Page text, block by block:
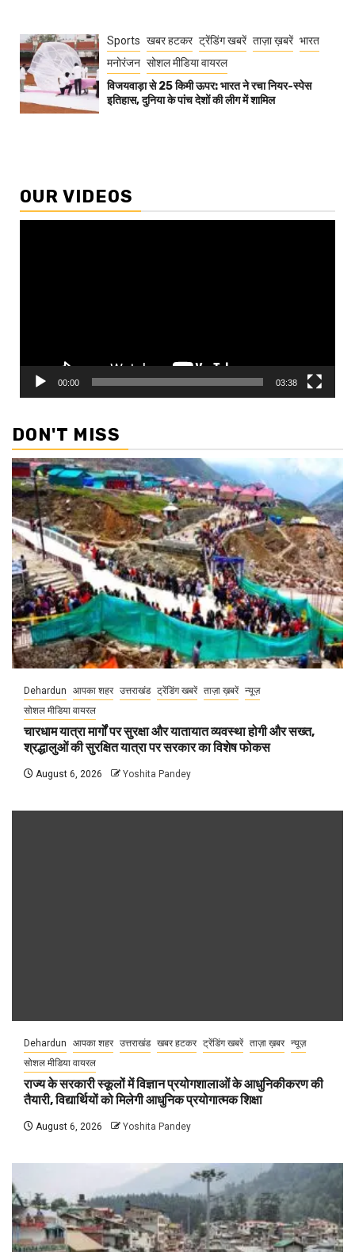
Sports खबर हटकर ट्रेंडिंग खबरें ताज़ा ख़बरें भारत
मनोरंजन सोशल मीडिया वायरल
विजयवाड़ा से 25 किमी ऊपर: भारत ने रचा नियर-स्पेस
इतिहास, दुनिया के पांच देशों की लीग में शामिल
OUR VIDEOS
00:00 03:38
DON'T MISS
Dehardun आपका शहर उत्तराखंड ट्रेंडिंग खबरें ताज़ा ख़बरें न्यूज़
सोशल मीडिया वायरल
चारधाम यात्रा मार्गों पर सुरक्षा और यातायात व्यवस्था होगी और सख्त,
श्रद्धालुओं की सुरक्षित यात्रा पर सरकार का विशेष फोकस
August 6, 2026 Yoshita Pandey
Dehardun आपका शहर उत्तराखंड खबर हटकर ट्रेंडिंग खबरें ताज़ा ख़बर न्यूज़
सोशल मीडिया वायरल
राज्य के सरकारी स्कूलों में विज्ञान प्रयोगशालाओं के आधुनिकीकरण की
तैयारी, विद्यार्थियों को मिलेगी आधुनिक प्रयोगात्मक शिक्षा
August 6, 2026 Yoshita Pandey